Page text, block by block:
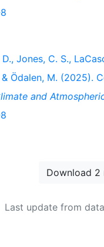
Jones, C. S.,
& Ödalen, M. (2025).
and
Download 2
Last update from